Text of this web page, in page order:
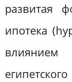
развитая
ипотека